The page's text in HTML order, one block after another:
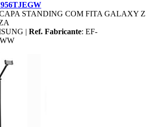
STANDING COM FITA GALAXY Z
| Ref. Fabricante: EF-